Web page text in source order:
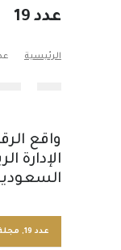
عدد 19
الرئيسية
واقع
الإدارة
عدد 19 ,